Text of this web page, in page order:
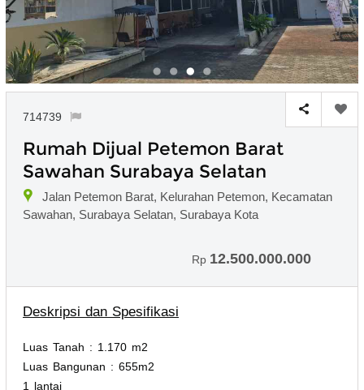
714739
Rumah Dijual Petemon Barat
Sawahan Surabaya Selatan
Jalan Petemon Barat, Kelurahan Petemon, Kecamatan
Sawahan, Surabaya Selatan, Surabaya Kota
Rp 12.500.000.000
Deskripsi dan Spesifikasi
Luas Tanah : 1.170 m2
Luas Bangunan : 655m2
1 lantai
Simpan